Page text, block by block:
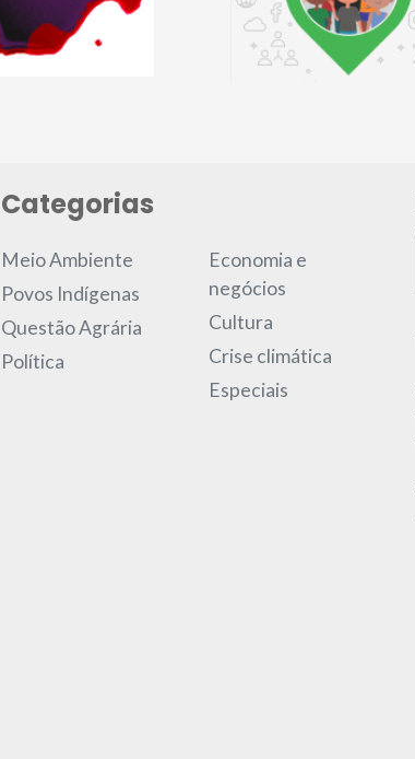
Categorias
Meio Ambiente
Povos Indígenas
Questão Agrária
Política
Economia e
negócios
Cultura
Crise climática
Especiais